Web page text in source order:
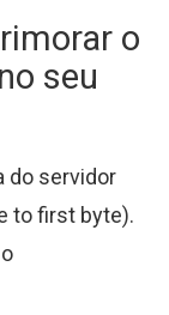
o
seu
do servidor
to first byte).